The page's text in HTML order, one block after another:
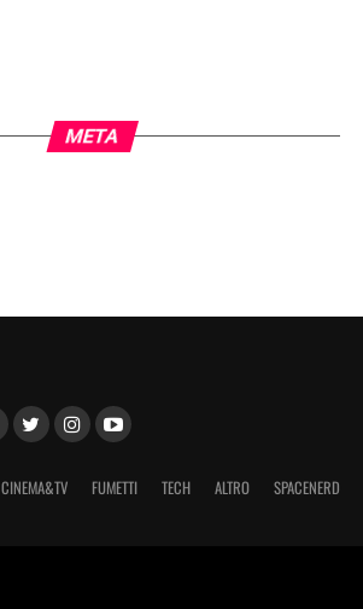
META
CINEMA&TV FUMETTI TECH ALTRO SPACENERD